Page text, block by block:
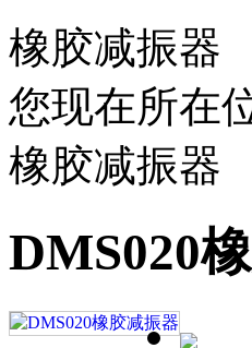
橡胶减振器
您现在所在
橡胶减振器
DMS020